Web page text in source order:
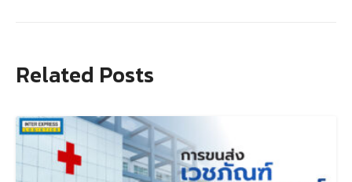
Related Posts